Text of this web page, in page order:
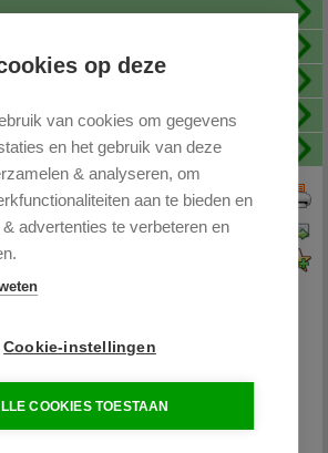
op deze
van cookies om gegevens
en het gebruik van deze
& analyseren, om
aan te bieden en
advertenties te verbeteren en
Cookie-instellingen
COOKIES TOESTAAN
Print deze pagina
Pagina doorsturen